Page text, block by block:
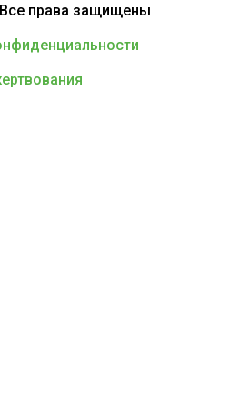
права защищены